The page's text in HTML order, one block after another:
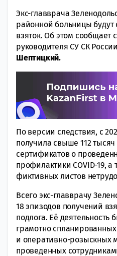
Экс-главврача
районной больницы будут
взяток. Об этом
руководителя СУ СК
Шептицкий.
По версии следствия, с
получила свыше 112
сертификатов о
профилактики COVID-19, а
фиктивных листов
Всего экс-главврачу
18 эпизодов получений
подлога. Её
грамотно
и оперативно-розыскных
проведенных